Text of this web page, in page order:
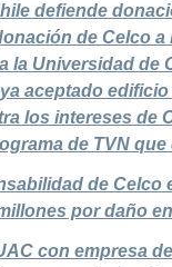
defiende
de Celco
la Universidad de
aceptado
los intereses de
de TVN
de Celco
por daño
con empresa